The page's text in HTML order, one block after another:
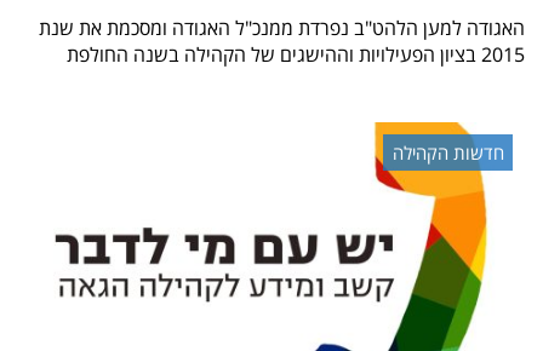
האגודה למען הלהט"ב נפרדת ממנכ"ל האגודה ומסכמת את שנת
2015 בציון הפעילויות וההישגים של הקהילה בשנה החולפת
חדשות הקהילה